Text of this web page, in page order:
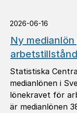
2026-06-16
Ny
arbetstillstånd
Statistiska
medianlönen i
lönekravet för
är medianlönen